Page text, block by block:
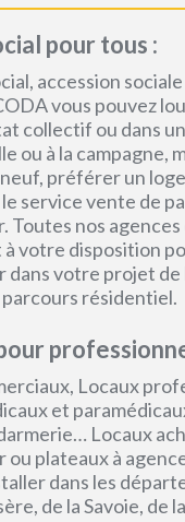
pour tous :
accession
vous pouvez
collectif ou dans
ou à la campagne,
préférer un
le service vente de
Toutes nos
votre disposition
dans votre projet
résidentiel.
Locaux
et
Locaux
ou plateaux à
dans les
de la Savoie, de